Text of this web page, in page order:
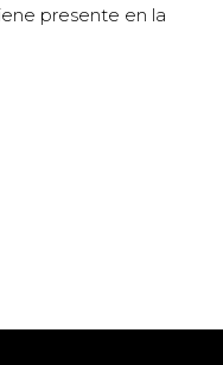
presente en la